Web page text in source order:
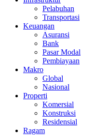
Pelabuhan
Transportasi
Keuangan
Asuransi
Bank
Pasar Modal
Pembiayaan
Makro
Global
Nasional
Properti
Komersial
Konstruksi
Residensial
Ragam